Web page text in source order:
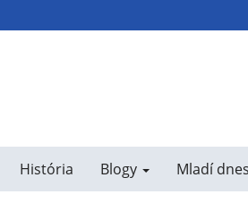
História Blogy Mladí